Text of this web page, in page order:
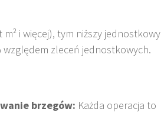
m² i więcej), tym niższy jednostkowy
względem zleceń jednostkowych.
brzegów: Każda operacja to